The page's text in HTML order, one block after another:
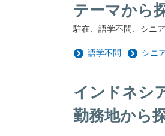
テーマから
駐在、語学不問、シニ
語学不問 シニ
インドネシ
勤務地から